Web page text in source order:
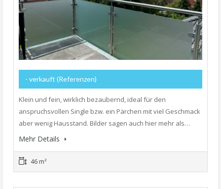
- verkauft (Referenzen)
Klein und fein, wirklich bezaubernd, ideal für den
anspruchsvollen Single bzw. ein Pärchen mit viel Geschmack
aber wenig Hausstand. Bilder sagen auch hier mehr als…
Mehr Details
46 m²